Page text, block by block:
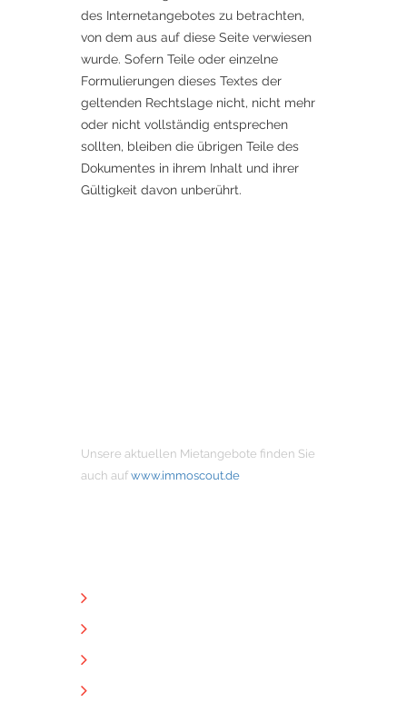
des Internetangebotes zu betrachten,
von dem aus auf diese Seite verwiesen
wurde. Sofern Teile oder einzelne
Formulierungen dieses Textes der
geltenden Rechtslage nicht, nicht mehr
oder nicht vollständig entsprechen
sollten, bleiben die übrigen Teile des
Dokumentes in ihrem Inhalt und ihrer
Gültigkeit davon unberührt.
Unsere aktuellen Mietangebote finden Sie
auch auf www.immoscout.de